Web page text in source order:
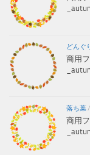
どんぐ
商用
落ち葉/
商用